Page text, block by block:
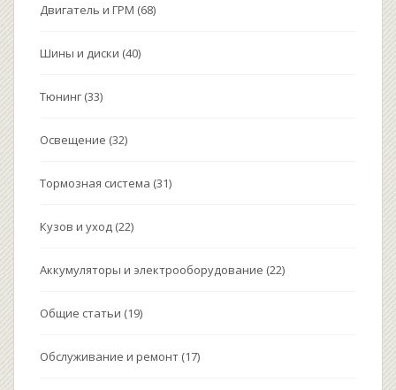
Двигатель и ГРМ (68)
Шины и диски (40)
Тюнинг (33)
Освещение (32)
Тормозная система (31)
Кузов и уход (22)
Аккумуляторы и электрооборудование (22)
Общие статьи (19)
Обслуживание и ремонт (17)